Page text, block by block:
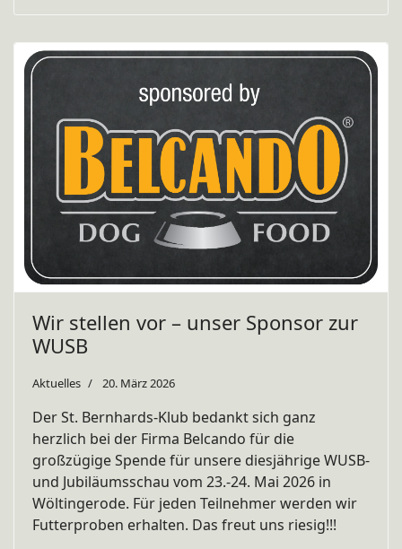
Wir stellen vor – unser Sponsor zur
WUSB
Aktuelles 20. März 2026
Der St. Bernhards-Klub bedankt sich ganz
herzlich bei der Firma Belcando für die
großzügige Spende für unsere diesjährige WUSB-
und Jubiläumsschau vom 23.-24. Mai 2026 in
Wöltingerode. Für jeden Teilnehmer werden wir
Futterproben erhalten. Das freut uns riesig!!!